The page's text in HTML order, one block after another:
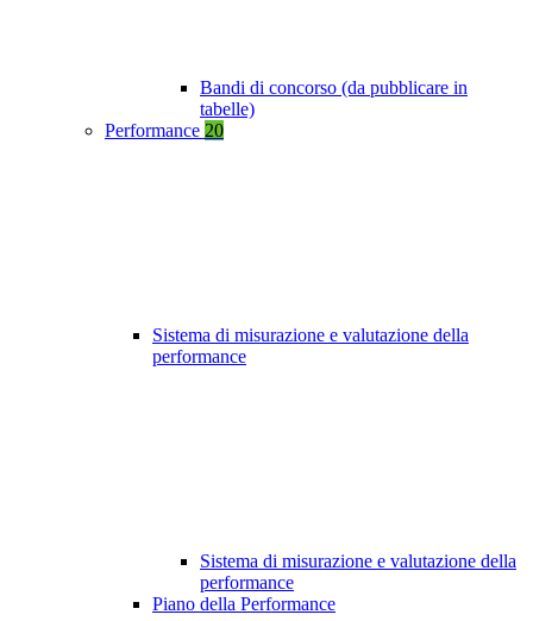
Bandi di concorso (da pubblicare in
tabelle)
Performance 20
Sistema di misurazione e valutazione della
performance
Sistema di misurazione e valutazione della
performance
Piano della Performance